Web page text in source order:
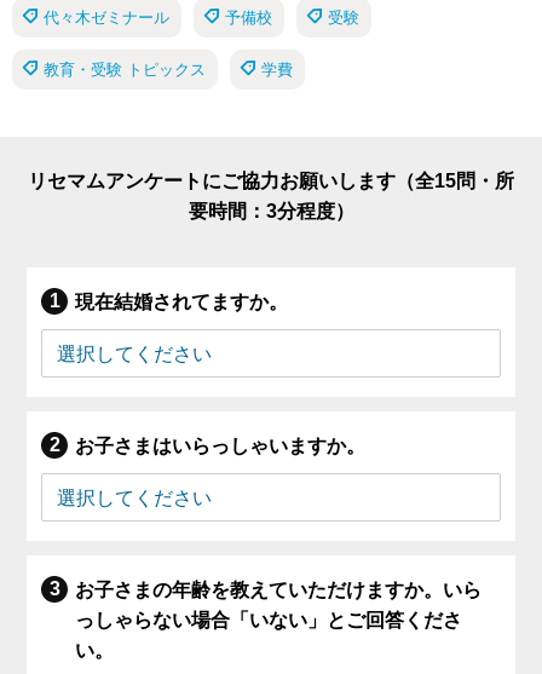
代々木ゼミナール 予備校 受験
教育・受験 トピックス 学費
リセマムアンケートにご協力お願いします（全15問・所
要時間：3分程度）
現在結婚されてますか。
お子さまはいらっしゃいますか。
お子さまの年齢を教えていただけますか。いら
っしゃらない場合「いない」とご回答くださ
い。